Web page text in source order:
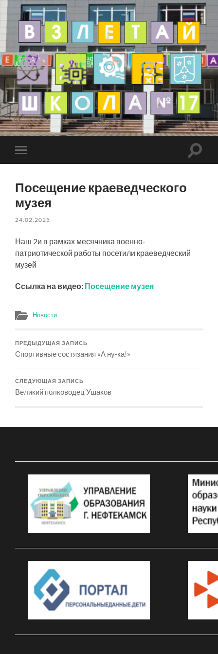
Посещение краеведческого
музея
24.02.2025
Наш 2и в рамках месячника военно-
патриотической работы посетили краеведческий
музей
Ссылка на видео: Посещение музея
Новости
ПРЕДЫДУЩАЯ ЗАПИСЬ
Спортивные состязания «А ну-ка!»
СЛЕДУЮЩАЯ ЗАПИСЬ
Великий полководец Ушаков